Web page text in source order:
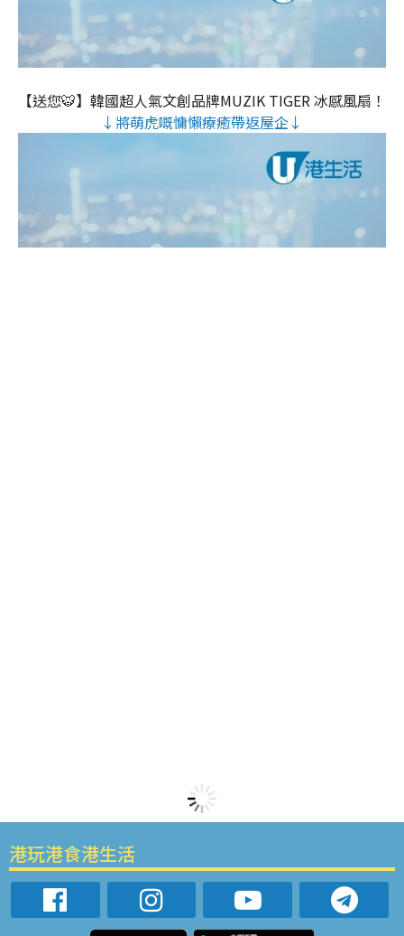
【送您🐯】韓國超人氣文創品牌MUZIK TIGER 冰感風扇！
↓將萌虎嘅慵懶療癒帶返屋企↓
港玩港食港生活